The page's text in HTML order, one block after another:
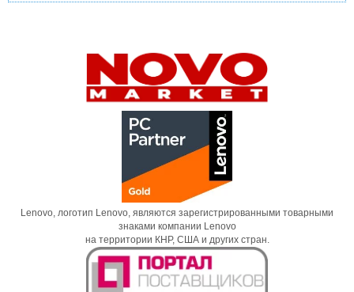
Lenovo, логотип Lenovo, являются зарегистрированными товарными
знаками компании Lenovo
на территории КНР, США и других стран.